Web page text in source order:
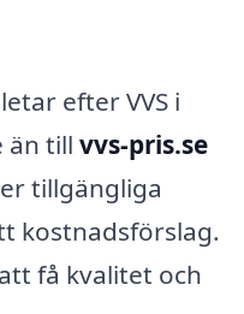
efter VVS i
än till vvs-pris.se
tillgängliga
kostnadsförslag.
få kvalitet och